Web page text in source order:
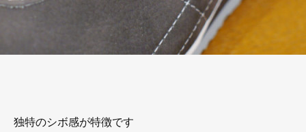
独特のシボ感が特徴です